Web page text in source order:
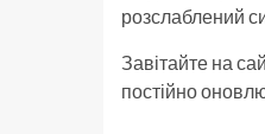
розслаблений
Завітайте на
постійно